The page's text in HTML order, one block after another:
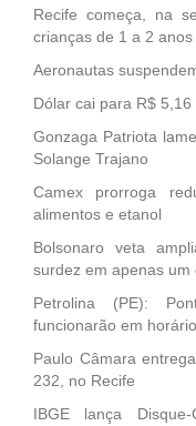
Recife começa, na
crianças de 1 a 2
Aeronautas
Dólar cai para R$
Gonzaga Patriota
Solange Trajano
Camex prorroga
alimentos e etanol
Bolsonaro veta
surdez em apenas um
Petrolina (PE):
funcionarão em
Paulo Câmara
232, no Recife
IBGE lança